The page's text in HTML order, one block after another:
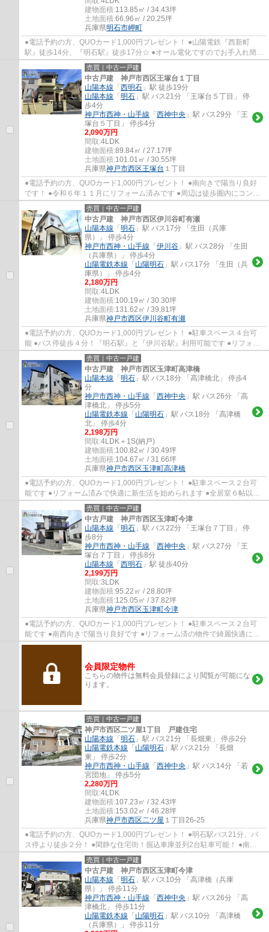
建物面積:113.85㎡ / 34.43坪
土地面積:66.96㎡ / 20.25坪
兵庫県明石市岬町
●電話予約の方、QUOカード1,000円プレゼント！ ●山陽電鉄『西新町
駅』徒歩14分、『明石駅』徒歩17分☆ ●オール電化ですのでお手入れ簡単
●２階３階には両面バルコニーですので通風陽当...
売買｜中古一戸建
中古戸建 神戸市西区王塚台１丁目
山陽本線 「西明石 」駅 徒歩19分
山陽本線 「明石 」駅 バス21分 「王塚台５丁目」 停
歩4分
神戸市西神・山手線 「西神中央 」駅 バス29分 「王
塚台５丁目」 停歩4分
2,090万円
間取:4LDK
建物面積:89.84㎡ / 27.17坪
土地面積:101.01㎡ / 30.55坪
兵庫県神戸市西区王塚台 １丁目
●電話予約の方、QUOカード1,000円プレゼント！ ●南向きで陽当り良好
です！ ●令和６年１１月にリフォーム済みです ●周辺は徒歩圏内にコンビ
ニ・スーパーなど充実しています ●枝吉小学校...
売買｜中古一戸建
中古戸建 神戸市西区伊川谷町有瀬
山陽本線 「明石 」駅 バス17分 「生田（兵庫
県）」 停歩4分
神戸市西神・山手線 「伊川谷 」駅 バス28分 「生田
（兵庫県）」 停歩4分
山陽電鉄本線 「山陽明石 」駅 バス17分 「生田（兵
庫県）」 停歩4分
2,180万円
間取:4LDK
建物面積:100.19㎡ / 30.30坪
土地面積:131.62㎡ / 39.81坪
兵庫県神戸市西区伊川谷町有瀬
●電話予約の方、QUOカード1,000円プレゼント！ ●駐車スペース４台可
能 ●バス停徒歩４分！『明石駅』と『伊川谷駅』利用可能です ●リフォー
ム済みで快適に新生活を始められます ●16.5帖...
売買｜中古一戸建
中古戸建 神戸市西区玉津町高津橋
山陽本線 「明石 」駅 バス18分 「高津橋北」 停歩4
分
神戸市西神・山手線 「西神中央 」駅 バス26分 「高
津橋北」 停歩5分
山陽電鉄本線 「山陽明石 」駅 バス18分 「高津橋
北」 停歩4分
2,198万円
間取:4LDK＋1S(納戸)
建物面積:100.82㎡ / 30.49坪
土地面積:104.67㎡ / 31.66坪
兵庫県神戸市西区玉津町高津橋
●電話予約の方、QUOカード1,000円プレゼント！ ●駐車スペース２台可
能です ●リフォーム済みで快適に新生活を始められます ●全居室６帖以上
で各居室に収納＋納戸有り！ ●バス停徒歩3分...
売買｜中古一戸建
中古戸建 神戸市西区玉津町今津
山陽本線 「明石 」駅 バス22分 「王塚台７丁目」 停
歩8分
神戸市西神・山手線 「西神中央 」駅 バス27分 「王
塚台７丁目」 停歩8分
山陽本線 「西明石 」駅 徒歩40分
2,199万円
間取:3LDK
建物面積:95.22㎡ / 28.80坪
土地面積:125.05㎡ / 37.82坪
兵庫県神戸市西区玉津町今津
●電話予約の方、QUOカード1,000円プレゼント！ ●駐車スペース２台可
能です ●南西向きで陽当り良好です ●リフォーム済の物件で綺麗快適に生
活できます ●全居室６帖以上でゆったり過ごせ...
会員限定物件
こちらの物件は無料会員登録により閲覧が可能にな
ります。
売買｜中古一戸建
神戸市西区二ツ屋1丁目 戸建住宅
山陽本線 「明石 」駅 バス21分 「長畑東」 停歩2分
山陽電鉄本線 「山陽明石 」駅 バス21分 「長畑
東」 停歩2分
神戸市西神・山手線 「西神中央 」駅 バス14分 「若
宮団地」 停歩5分
2,280万円
間取:4LDK
建物面積:107.23㎡ / 32.43坪
土地面積:153.02㎡ / 46.28坪
兵庫県神戸市西区二ツ屋 １丁目26-25
●電話予約の方、QUOカード1,000円プレゼント！ ●明石駅バス21分、バ
ス停より徒歩２分！ ●閑静な住宅街！掘込車庫並列2台駐車可能！ ●南
西・北東両面道路に面し、陽当り通風良好です！ ...
売買｜中古一戸建
中古戸建 神戸市西区玉津町今津
山陽本線 「明石 」駅 バス10分 「高津橋（兵庫
県）」 停歩11分
神戸市西神・山手線 「西神中央 」駅 バス26分 「高
津橋北」 停歩11分
山陽電鉄本線 「山陽明石 」駅 バス10分 「高津橋
（兵庫県）」 停歩11分